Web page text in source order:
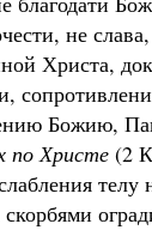
не
Христа,
Божию,
по Христе (2
телу